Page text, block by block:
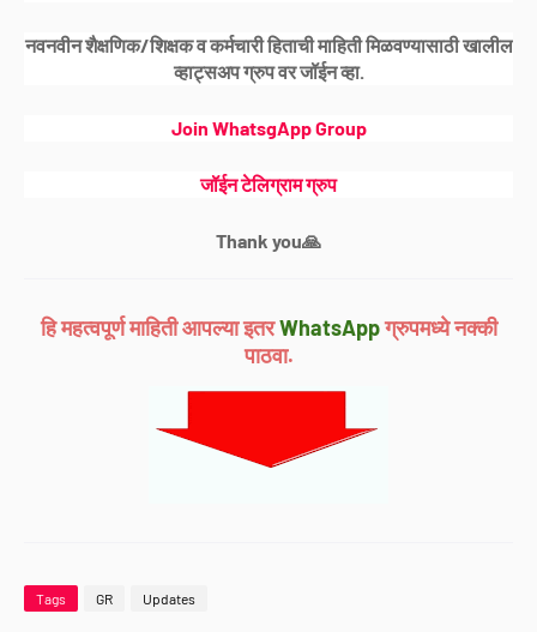
नवनवीन शैक्षणिक/शिक्षक व कर्मचारी हिताची माहिती मिळवण्यासाठी खालील
व्हाट्सअप ग्रुप वर जॉईन व्हा.
Join WhatsgApp Group
जॉईन टेलिग्राम ग्रुप
Thank you🙏
हि महत्वपूर्ण माहिती आपल्या इतर WhatsAppग्रुपमध्ये नक्की
पाठवा.
Tags GR Updates